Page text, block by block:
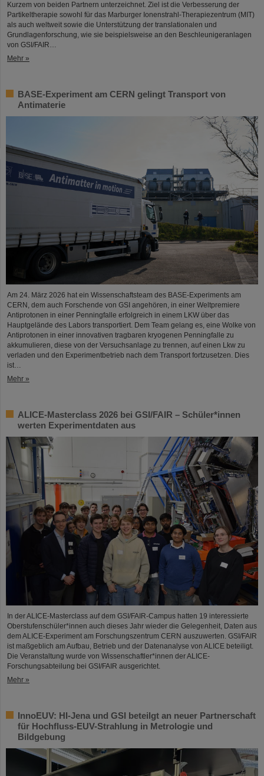
Kurzem von beiden Partnern unterzeichnet. Ziel ist die Verbesserung der
Partikeltherapie sowohl für das Marburger Ionenstrahl-Therapiezentrum (MIT)
als auch weltweit sowie die Unterstützung der translationalen und
Grundlagenforschung, wie sie beispielsweise an den Beschleunigeranlagen
von GSI/FAIR…
Mehr »
BASE-Experiment am CERN gelingt Transport von
Antimaterie
Am 24. März 2026 hat ein Wissenschaftsteam des BASE-Experiments am
CERN, dem auch Forschende von GSI angehören, in einer Weltpremiere
Antiprotonen in einer Penningfalle erfolgreich in einem LKW über das
Hauptgelände des Labors transportiert. Dem Team gelang es, eine Wolke von
Antiprotonen in einer innovativen tragbaren kryogenen Penningfalle zu
akkumulieren, diese von der Versuchsanlage zu trennen, auf einen Lkw zu
verladen und den Experimentbetrieb nach dem Transport fortzusetzen. Dies
ist…
Mehr »
ALICE-Masterclass 2026 bei GSI/FAIR – Schüler*innen
werten Experimentdaten aus
In der ALICE-Masterclass auf dem GSI/FAIR-Campus hatten 19 interessierte
Oberstufenschüler*innen auch dieses Jahr wieder die Gelegenheit, Daten aus
dem ALICE-Experiment am Forschungszentrum CERN auszuwerten. GSI/FAIR
ist maßgeblich am Aufbau, Betrieb und der Datenanalyse von ALICE beteiligt.
Die Veranstaltung wurde von Wissenschaftler*innen der ALICE-
Forschungsabteilung bei GSI/FAIR ausgerichtet.
Mehr »
InnoEUV: HI-Jena und GSI beteilgt an neuer Partnerschaft
für Hochfluss-EUV-Strahlung in Metrologie und
Bildgebung